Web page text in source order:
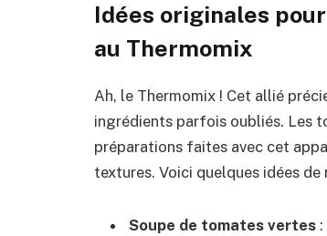
Idées originales
au Thermomix
Ah, le Thermomix ! Cet allié
ingrédients parfois oubliés. Les
préparations faites avec cet
textures. Voici quelques idées
Soupe de tomates vertes